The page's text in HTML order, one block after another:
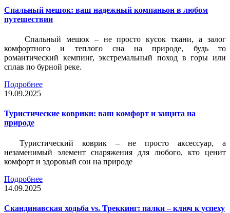
Спальный мешок: ваш надежный компаньон в любом
путешествии
Спальный мешок – не просто кусок ткани, а залог
комфортного и теплого сна на природе, будь то
романтический кемпинг, экстремальный поход в горы или
сплав по бурной реке.
Подробнее
19.09.2025
Туристические коврики: ваш комфорт и защита на
природе
Туристический коврик – не просто аксессуар, а
незаменимый элемент снаряжения для любого, кто ценит
комфорт и здоровый сон на природе
Подробнее
14.09.2025
Скандинавская ходьба vs. Треккинг: палки – ключ к успеху